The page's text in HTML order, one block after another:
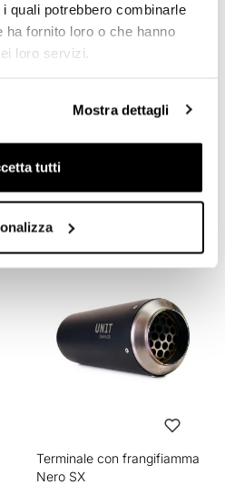
quali potrebbero combinarle
fornito loro o che hanno
loro servizi.
Mostra dettagli
tutti
Collettore marmitta senza
catalizzatore CF Moto
450MT (2024 in poi) in inox
Terminale con frangifiamma
Nero SX